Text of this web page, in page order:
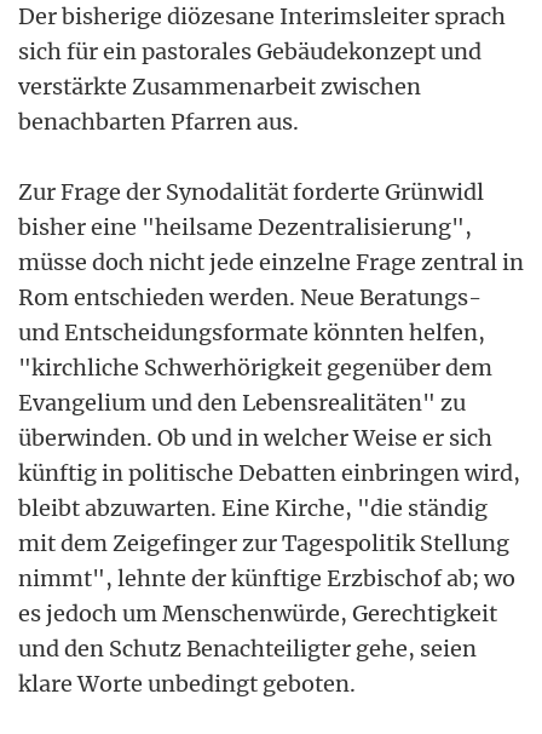
Der bisherige diözesane Interimsleiter sprach
sich für ein pastorales Gebäudekonzept und
verstärkte Zusammenarbeit zwischen
benachbarten Pfarren aus.
Zur Frage der Synodalität forderte Grünwidl
bisher eine "heilsame Dezentralisierung",
müsse doch nicht jede einzelne Frage zentral in
Rom entschieden werden. Neue Beratungs-
und Entscheidungsformate könnten helfen,
"kirchliche Schwerhörigkeit gegenüber dem
Evangelium und den Lebensrealitäten" zu
überwinden. Ob und in welcher Weise er sich
künftig in politische Debatten einbringen wird,
bleibt abzuwarten. Eine Kirche, "die ständig
mit dem Zeigefinger zur Tagespolitik Stellung
nimmt", lehnte der künftige Erzbischof ab; wo
es jedoch um Menschenwürde, Gerechtigkeit
und den Schutz Benachteiligter gehe, seien
klare Worte unbedingt geboten.